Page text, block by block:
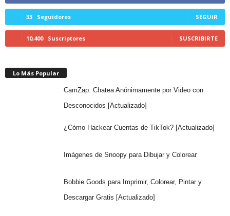
33 Seguidores SEGUIR
10,400 Suscriptores SUSCRIBIRTE
Lo Más Popular
CamZap: Chatea Anónimamente por Video con
Desconocidos [Actualizado]
¿Cómo Hackear Cuentas de TikTok? [Actualizado]
Imágenes de Snoopy para Dibujar y Colorear
Bobbie Goods para Imprimir, Colorear, Pintar y
Descargar Gratis [Actualizado]